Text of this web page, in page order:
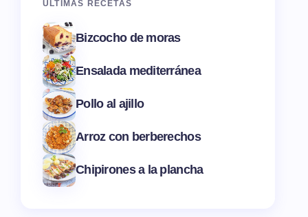
ÚLTIMAS RECETAS
Bizcocho de moras
Ensalada mediterránea
Pollo al ajillo
Arroz con berberechos
Chipirones a la plancha